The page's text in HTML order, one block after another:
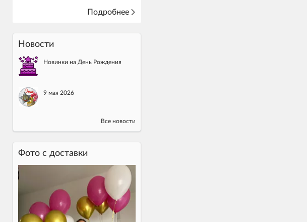
Подробнее
Новости
Новинки на День Рождения
9 мая 2026
Все новости
Фото c доставки